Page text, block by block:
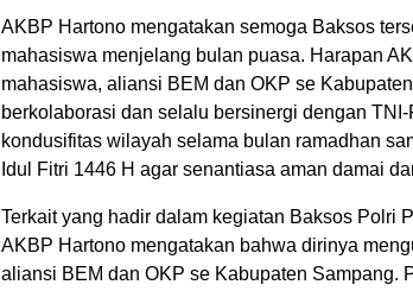
AKBP Hartono mengatakan semoga Baksos
mahasiswa menjelang bulan puasa. Harapan
mahasiswa, aliansi BEM dan OKP se
berkolaborasi dan selalu bersinergi dengan
kondusifitas wilayah selama bulan ramadhan
Idul Fitri 1446 H agar senantiasa aman damai
Terkait yang hadir dalam kegiatan Baksos Polri
AKBP Hartono mengatakan bahwa dirinya
aliansi BEM dan OKP se Kabupaten Sampang.